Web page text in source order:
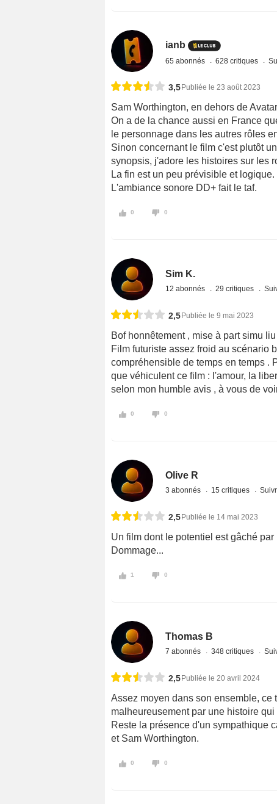
ianb
65 abonnés 628 critiques
3,5 Publiée le 23 août 2023
Sam Worthington, en dehors de
On a de la chance aussi en France
le personnage dans les autres rôles
Sinon concernant le film c'est plutôt
synopsis, j'adore les histoires sur les
La fin est un peu prévisible et logique.
L'ambiance sonore DD+ fait le taf.
0 0
Sim K.
12 abonnés 29 critiques
2,5 Publiée le 9 mai 2023
Bof honnêtement , mise à part simu
Film futuriste assez froid au scénario
compréhensible de temps en temps .
que véhiculent ce film : l'amour, la
selon mon humble avis , à vous de
0 0
Olive R
3 abonnés 15 critiques
2,5 Publiée le 14 mai 2023
Un film dont le potentiel est gâché
Dommage...
1 0
Thomas B
7 abonnés 348 critiques
2,5 Publiée le 20 avril 2024
Assez moyen dans son ensemble,
malheureusement par une histoire
Reste la présence d'un sympathique
et Sam Worthington.
0 0